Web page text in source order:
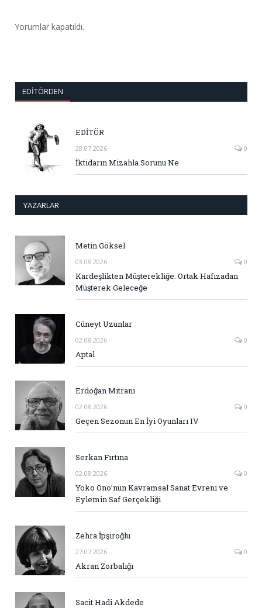
Yorumlar kapatıldı.
EDITÖRDEN
EDİTÖR
28.07.2026 0
İktidarın Mizahla Sorunu Ne
YAZARLAR
Metin Göksel
03.08.2026 0
Kardeşlikten Müşterekliğe: Ortak Hafızadan
Müşterek Geleceğe
Cüneyt Uzunlar
02.08.2026 0
Aptal
Erdoğan Mitrani
02.08.2026 0
Geçen Sezonun En İyi Oyunları IV
Serkan Fırtına
02.08.2026 0
Yoko Ono’nun Kavramsal Sanat Evreni ve
Eylemin Saf Gerçekliği
Zehra İpşiroğlu
27.07.2026 0
Akran Zorbalığı
Sacit Hadi Akdede